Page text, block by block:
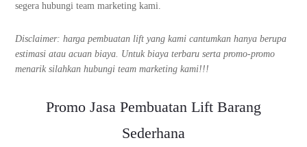
segera hubungi team marketing kami.
Disclaimer: harga pembuatan lift yang kami cantumkan hanya berupa
estimasi atau acuan biaya. Untuk biaya terbaru serta promo-promo
menarik silahkan hubungi team marketing kami!!!
Promo Jasa Pembuatan Lift Barang
Sederhana